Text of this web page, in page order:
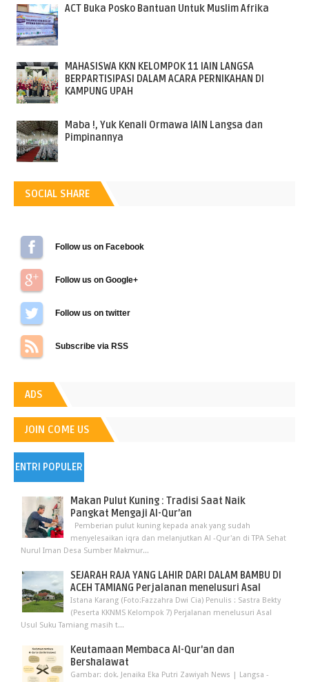
ACT Buka Posko Bantuan Untuk Muslim Afrika
MAHASISWA KKN KELOMPOK 11 IAIN LANGSA
BERPARTISIPASI DALAM ACARA PERNIKAHAN DI
KAMPUNG UPAH
Maba !, Yuk Kenali Ormawa IAIN Langsa dan
Pimpinannya
SOCIAL SHARE
Follow us on Facebook
Follow us on Google+
Follow us on Twitter
Subscribe via RSS
ADS
JOIN COME US
ENTRI POPULER
Makan Pulut Kuning : Tradisi Saat Naik
Pangkat Mengaji Al-Qur’an
Pemberian pulut kuning kepada anak yang sudah
menyelesaikan iqra dan melanjutkan Al -Qur'an di TPA Sehat
Nurul Iman Desa Sumber Makmur...
SEJARAH RAJA YANG LAHIR DARI DALAM BAMBU DI
ACEH TAMIANG Perjalanan menelusuri Asal
Istana Karang (Foto:Fazzahra Dwi Cia) Penulis : Sastra Bekty
(Peserta KKNMS Kelompok 7) Perjalanan menelusuri Asal
Usul Suku Tamiang masih t...
Keutamaan Membaca Al-Qur'an dan
Bershalawat
Gambar: dok. Jenaika Eka Putri Zawiyah News | Langsa -